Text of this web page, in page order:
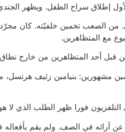
إطلاق سراح الطفل. ويظهر
من الصعب تخمين خلفيّته. كان مجرّد
مع المتظاهرين.
من قبل أحد المتظاهرين من خارج
مشهورين: بنيامين زئيف
فورا ظهر الطلب الذي لا
عن آرائه في الصف. ولم يقم